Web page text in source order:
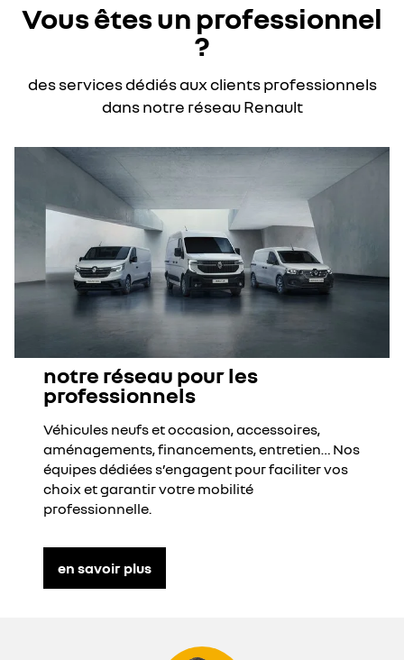
Vous êtes un professionnel
?
des services dédiés aux clients professionnels
dans notre réseau Renault
notre réseau pour les
professionnels
Véhicules neufs et occasion, accessoires,
aménagements, financements, entretien… Nos
équipes dédiées s’engagent pour faciliter vos
choix et garantir votre mobilité
professionnelle.
en savoir plus